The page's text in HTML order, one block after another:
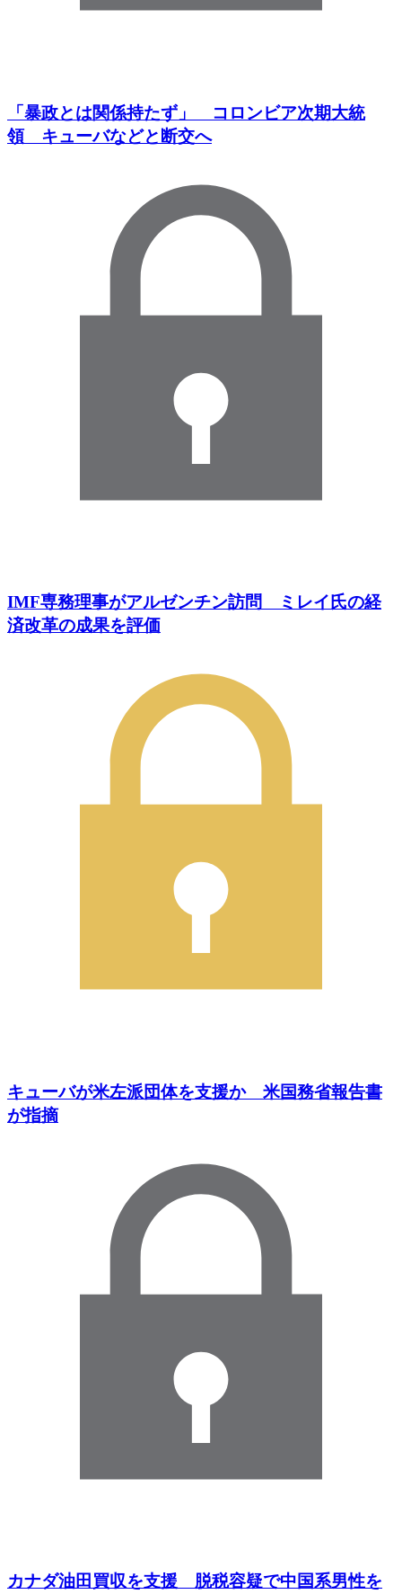
「暴政とは関係持たず」 コロンビア次期大統
領 キューバなどと断交へ
IMF専務理事がアルゼンチン訪問 ミレイ氏の経
済改革の成果を評価
キューバが米左派団体を支援か 米国務省報告書
が指摘
カナダ油田買収を支援 脱税容疑で中国系男性を